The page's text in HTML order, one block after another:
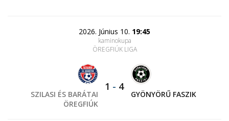
2026. Június 10. 19:45
kaminokupa
ÖREGFIÚK LIGA
SZILASI ÉS BARÁTAI
ÖREGFIÚK
1 - 4
GYÖNYÖRŰ FASZIK